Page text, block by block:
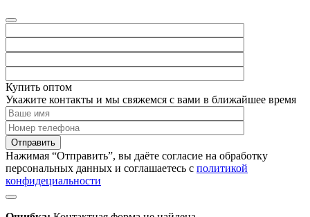
Купить оптом
Укажите контакты и мы свяжемся с вами в ближайшее время
Нажимая “Отправить”, вы даёте согласие на обработку
персональных данных и соглашаетесь с политикой
конфидециальности